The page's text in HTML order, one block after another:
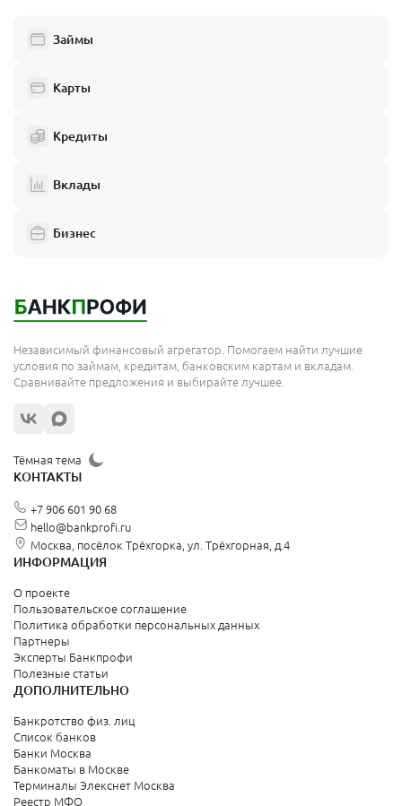
Займы
Карты
Кредиты
Вклады
Бизнес
Независимый финансовый агрегатор. Помогаем найти лучшие
условия по займам, кредитам, банковским картам и вкладам.
Сравнивайте предложения и выбирайте лучшее.
Тёмная тема
КОНТАКТЫ
+7 906 601 90 68
hello@bankprofi.ru
Москва, посёлок Трёхгорка, ул. Трёхгорная, д.4
ИНФОРМАЦИЯ
О проекте
Пользовательское соглашение
Политика обработки персональных данных
Партнеры
Эксперты Банкпрофи
Полезные статьи
ДОПОЛНИТЕЛЬНО
Банкротство физ. лиц
Список банков
Банки Москва
Банкоматы в Москве
Терминалы Элекснет Москва
Реестр МФО